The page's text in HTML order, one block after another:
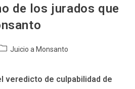
de los jurados que
Juicio a Monsanto
veredicto de culpabilidad de